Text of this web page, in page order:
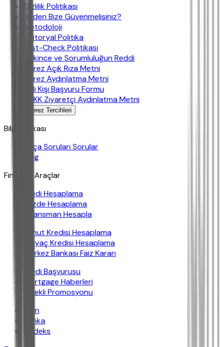
Gizlilik Politikası
Neden Bize Güvenmelisiniz?
Metodoloji
Editoryal Politika
Fast-Check Politikası
Çekince ve Sorumluluğun Reddi
Çerez Açık Rıza Metni
Çerez Aydınlatma Metni
İlgili Kişi Başvuru Formu
KVKK Ziyaretçi Aydınlatma Metni
Çerez Tercihleri
Bilgi Bankası
Sıkça Sorulan Sorular
Blog
Finansal Araçlar
Kredi Hesaplama
Yüzde Hesaplama
Finansman Hesapla
Konut Kredisi Hesaplama
İhtiyaç Kredisi Hesaplama
Merkez Bankası Faiz Kararı
Kredi Başvurusu
Mortgage Haberleri
Emekli Promosyonu
İban
Banka
Findeks